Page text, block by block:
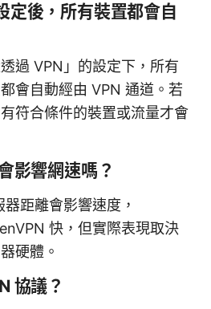
定後，所有裝置都會自
過 VPN」的設定下，所有
會自動經由 VPN 通道。若
符合條件的裝置或流量才會
影響網速嗎？
距離會影響速度，
快，但實際表現取決
硬體。
協議？